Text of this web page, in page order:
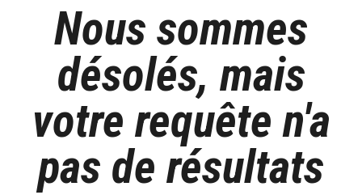
Nous sommes
désolés, mais
votre requête n'a
pas de résultats